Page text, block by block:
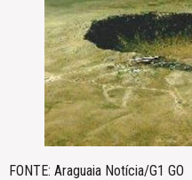
FONTE: Araguaia Notícia/G1 GO